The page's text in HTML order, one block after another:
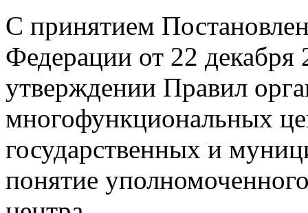
С принятием
Федерации от 22
утверждении Правил
многофункциональных
государственных и
понятие